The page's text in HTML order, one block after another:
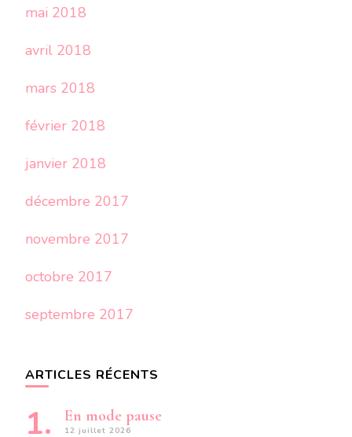
mai 2018
avril 2018
mars 2018
février 2018
janvier 2018
décembre 2017
novembre 2017
octobre 2017
septembre 2017
ARTICLES RÉCENTS
En mode pause
12 juillet 2026